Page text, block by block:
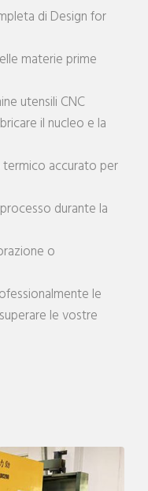
di Design for
materie prime
utensili CNC
il nucleo e la
accurato per
durante la
o
le
le vostre